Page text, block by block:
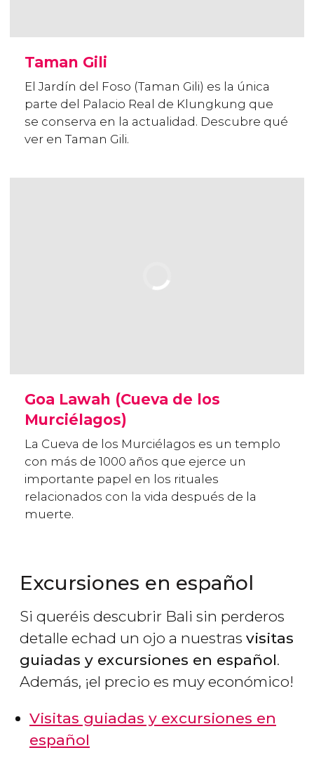
Taman Gili
El Jardín del Foso (Taman Gili) es la única
parte del Palacio Real de Klungkung que
se conserva en la actualidad. Descubre qué
ver en Taman Gili.
Goa Lawah (Cueva de los
Murciélagos)
La Cueva de los Murciélagos es un templo
con más de 1000 años que ejerce un
importante papel en los rituales
relacionados con la vida después de la
muerte.
Excursiones en español
Si queréis descubrir Bali sin perderos
detalle echad un ojo a nuestras visitas
guiadas y excursiones en español.
Además, ¡el precio es muy económico!
Visitas guiadas y excursiones en
español